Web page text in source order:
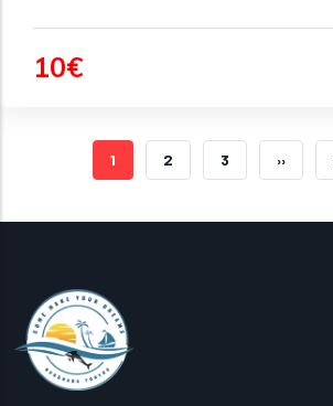
10€
PAGE COURANTE
1 PAGE
2 PAGE
3 PAGE
››